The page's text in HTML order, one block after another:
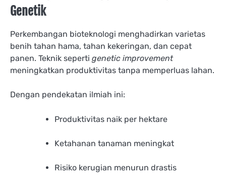
Genetik
Perkembangan bioteknologi menghadirkan varietas
benih tahan hama, tahan kekeringan, dan cepat
panen. Teknik seperti genetic improvement
meningkatkan produktivitas tanpa memperluas lahan.
Dengan pendekatan ilmiah ini:
Produktivitas naik per hektare
Ketahanan tanaman meningkat
Risiko kerugian menurun drastis